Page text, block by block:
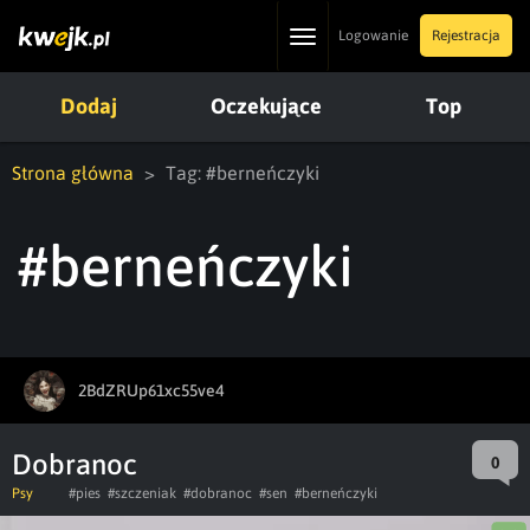
ToggleLogowanie Rejestracja
Dodaj Oczekujące Top
Strona główna Tag: #berneńczyki
#berneńczyki
2BdZRUp61xc55ve4
Dobranoc 0
Psy #pies #szczeniak #dobranoc #sen #berneńczyki